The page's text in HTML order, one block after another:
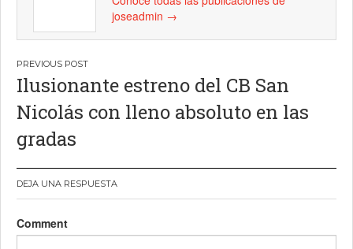
joseadmin →
Navegación
de
entradas
Ilusionante estreno del CB San
Nicolás con lleno absoluto en las
gradas
DEJA UNA RESPUESTA
Comment